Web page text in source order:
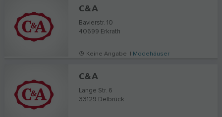
C&A
Bavierstr. 10
40699 Erkrath
Keine Angabe | Modehäuser
C&A
Lange Str. 6
33129 Delbrück